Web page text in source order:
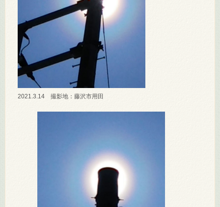
2021.3.14 撮影地：藤沢市用田